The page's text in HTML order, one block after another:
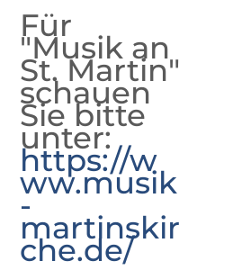
Für
"Musik an
St. Martin"
schauen
Sie bitte
unter:
https://w
ww.musik
-
martinskir
che.de/